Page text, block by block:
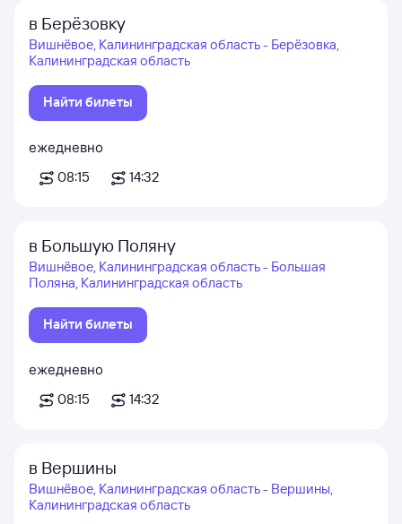
в Берёзовку
Вишнёвое, Калининградская область - Берёзовка,
Калининградская область
Найти билеты
ежедневно
08:15
14:32
в Большую Поляну
Вишнёвое, Калининградская область - Большая
Поляна, Калининградская область
Найти билеты
ежедневно
08:15
14:32
в Вершины
Вишнёвое, Калининградская область - Вершины,
Калининградская область